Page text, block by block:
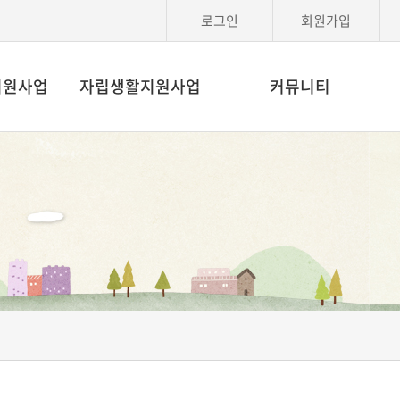
로그인 회원가입
사업 자립생활지원사업 커뮤니티